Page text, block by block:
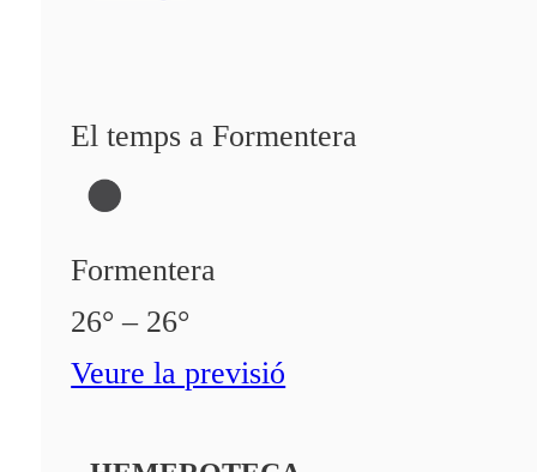
El temps a Formentera
Formentera
26° – 26°
Veure la previsió